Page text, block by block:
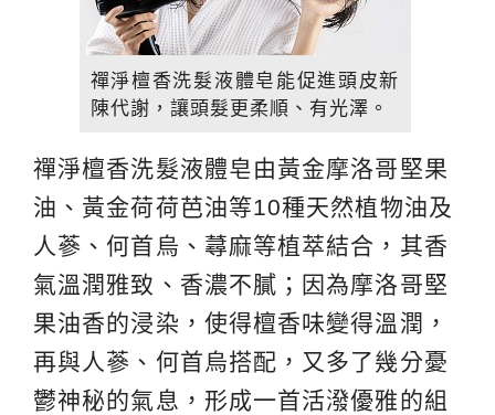
禪淨檀香洗髮液體皂能促進頭皮新
陳代謝，讓頭髮更柔順、有光澤。
禪淨檀香洗髮液體皂由黃金摩洛哥堅果
油、黃金荷荷芭油等10種天然植物油及
人蔘、何首烏、蕁麻等植萃結合，其香
氣溫潤雅致、香濃不膩；因為摩洛哥堅
果油香的浸染，使得檀香味變得溫潤，
再與人蔘、何首烏搭配，又多了幾分憂
鬱神秘的氣息，形成一首活潑優雅的組